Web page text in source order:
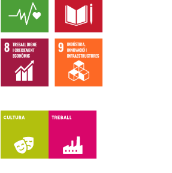
31.01.2025 S'ha procedit a la instal·lació
d'un element senyalitzador patrimonial al
pont de Sant Pere segons els criteris
establerts per la comissió que treballa el
projecte de museïtzació del carrer, i s'ha
encarregat la instal·lació d'un nou element
també als criteris i continguts de
31.8.25
Cultura Treball